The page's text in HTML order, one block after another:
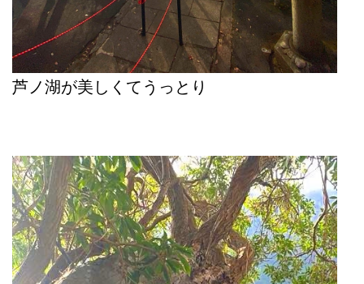
芦ノ湖が美しくてうっとり